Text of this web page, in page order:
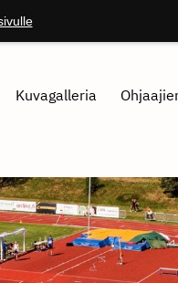
Kuvagalleria